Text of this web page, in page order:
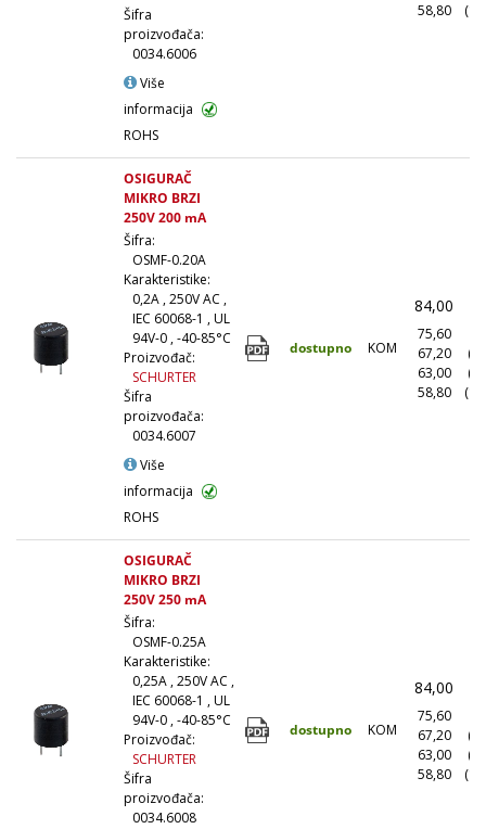
Šifra
proizvođača:
0034.6006
Više
informacija
ROHS
58,80
OSIGURAČ
MIKRO BRZI
250V 200 mA
Šifra:
OSMF-0.20A
Karakteristike:
0,2A , 250V AC ,
IEC 60068-1 , UL
94V-0 , -40-85°C
Proizvođač:
SCHURTER
Šifra
proizvođača:
0034.6007
Više
informacija
ROHS
dostupno KOM
84,00
75,60
67,20
63,00
58,80
OSIGURAČ
MIKRO BRZI
250V 250 mA
Šifra:
OSMF-0.25A
Karakteristike:
0,25A , 250V AC ,
IEC 60068-1 , UL
94V-0 , -40-85°C
Proizvođač:
SCHURTER
Šifra
proizvođača:
0034.6008
dostupno KOM
84,00
75,60
67,20
63,00
58,80